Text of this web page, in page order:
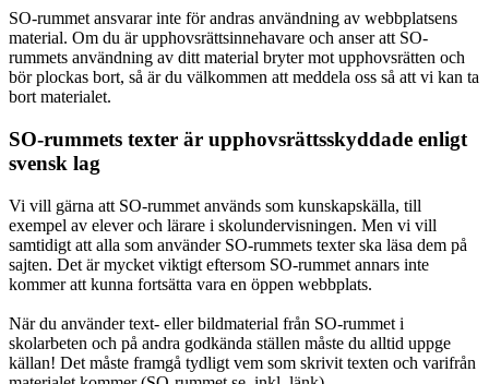
SO-rummet ansvarar inte för andras användning av webbplatsens
material. Om du är upphovsrättsinnehavare och anser att SO-
rummets användning av ditt material bryter mot upphovsrätten och
bör plockas bort, så är du välkommen att meddela oss så att vi kan ta
bort materialet.
SO-rummets texter är upphovsrättsskyddade enligt
svensk lag
Vi vill gärna att SO-rummet används som kunskapskälla, till
exempel av elever och lärare i skolundervisningen. Men vi vill
samtidigt att alla som använder SO-rummets texter ska läsa dem på
sajten. Det är mycket viktigt eftersom SO-rummet annars inte
kommer att kunna fortsätta vara en öppen webbplats.
När du använder text- eller bildmaterial från SO-rummet i
skolarbeten och på andra godkända ställen måste du alltid uppge
källan! Det måste framgå tydligt vem som skrivit texten och varifrån